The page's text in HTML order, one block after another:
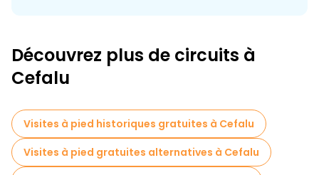
traditionnels et des piazzas animées ; chaque coin de rue offre
un aperçu de la vie sicilienne. Pour ceux qui souhaitent explorer
les trésors de la ville sans dépenser une fortune, il existe
médiévale, ses anciens lavoirs et ses légendes locales.
Découvrez plus de circuits à
Cefalu
Visites à pied historiques gratuites à Cefalu
Visites à pied gratuites alternatives à Cefalu